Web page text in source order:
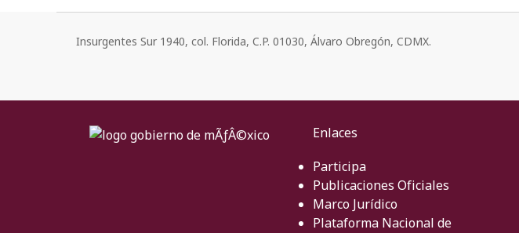
Insurgentes Sur 1940, col. Florida, C.P. 01030, Álvaro Obregón, CDMX.
Enlaces
Participa
Publicaciones Oficiales
Marco Jurídico
Plataforma Nacional de